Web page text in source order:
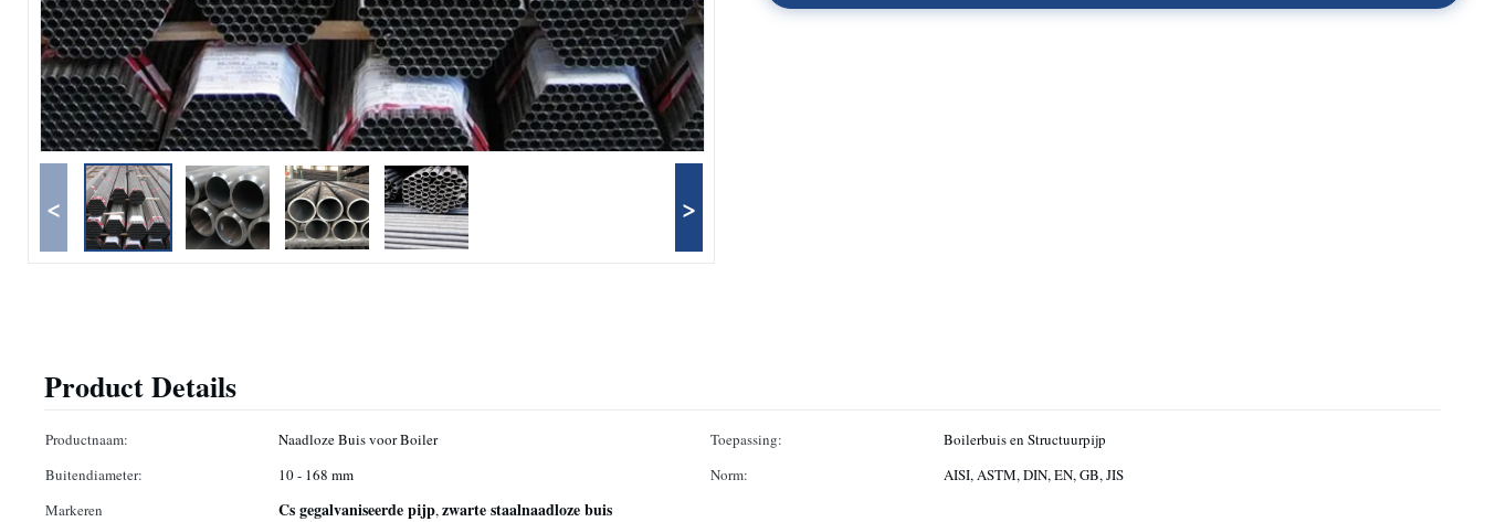
< >
Product Details
Productnaam: Naadloze Buis voor Boiler Toepassing:
Boilerbuis en Structuurpijp
Buitendiameter:
10 - 168 mm Norm:
AISI, ASTM, DIN, EN, GB, JIS
Markeren
Cs gegalvaniseerde pijp,zwarte staalnaadloze buis